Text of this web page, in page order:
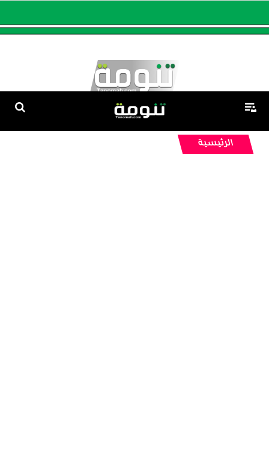
الرئيسية